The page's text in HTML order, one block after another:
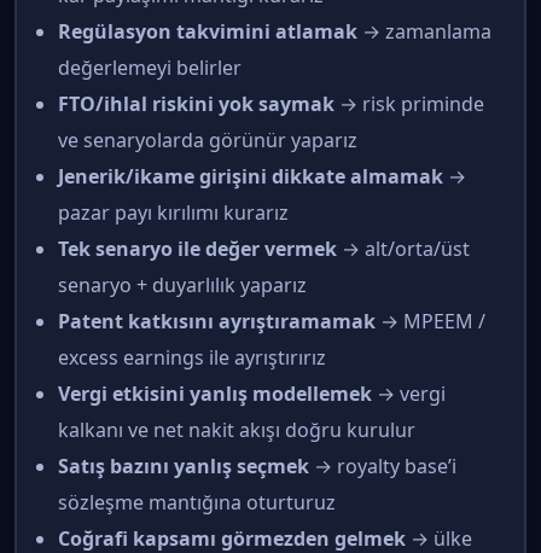
Regülasyon takvimini atlamak → zamanlama
değerlemeyi belirler
FTO/ihlal riskini yok saymak → risk priminde
ve senaryolarda görünür yaparız
Jenerik/ikame girişini dikkate almamak →
pazar payı kırılımı kurarız
Tek senaryo ile değer vermek → alt/orta/üst
senaryo + duyarlılık yaparız
Patent katkısını ayrıştıramamak → MPEEM /
excess earnings ile ayrıştırırız
Vergi etkisini yanlış modellemek → vergi
kalkanı ve net nakit akışı doğru kurulur
Satış bazını yanlış seçmek → royalty base’i
sözleşme mantığına oturturuz
Coğrafi kapsamı görmezden gelmek → ülke